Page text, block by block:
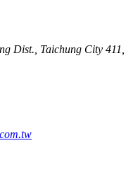
Dist., Taichung City 411,